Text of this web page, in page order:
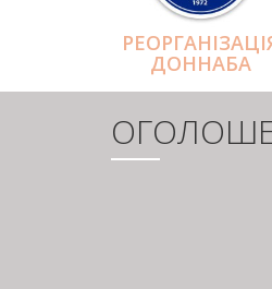
ДОННАБА